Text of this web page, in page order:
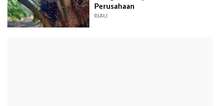
Perusahaan
RIAU